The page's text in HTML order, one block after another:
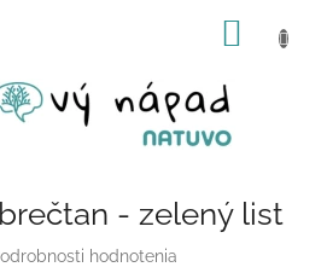
- zelený list
hodnotenia